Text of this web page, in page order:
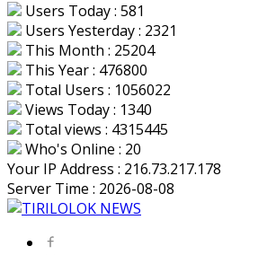
Users Today : 581
Users Yesterday : 2321
This Month : 25204
This Year : 476800
Total Users : 1056022
Views Today : 1340
Total views : 4315445
Who's Online : 20
Your IP Address : 216.73.217.178
Server Time : 2026-08-08